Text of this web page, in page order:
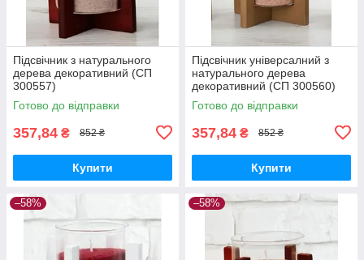
Підсвічник з натурального
дерева декоративний (СП
300557)
Готово до відправки
357,84 ₴ 852 ₴
Купити
Підсвічник універсалний з
натурального дерева
декоративний (СП 300560)
Готово до відправки
357,84 ₴ 852 ₴
Купити
–58% –58%